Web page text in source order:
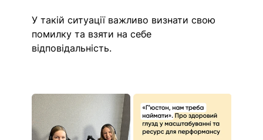
У такій ситуації важливо визнати свою
помилку та взяти на себе
відповідальність.